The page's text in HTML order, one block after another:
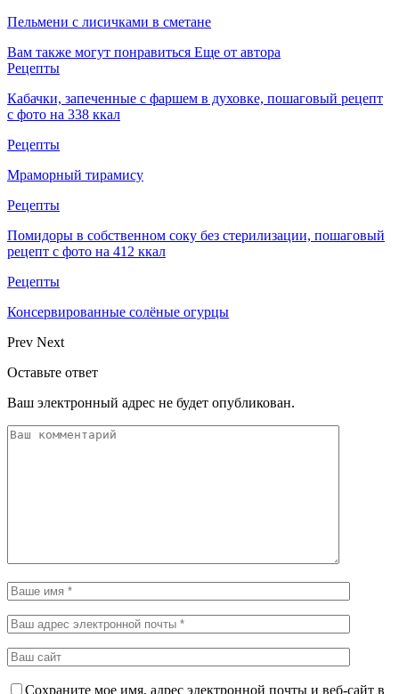
Пельмени с лисичками в сметане
Вам также могут понравиться Еще от автора
Рецепты
Кабачки, запеченные с фаршем в духовке, пошаговый рецепт
с фото на 338 ккал
Рецепты
Мраморный тирамису
Рецепты
Помидоры в собственном соку без стерилизации, пошаговый
рецепт с фото на 412 ккал
Рецепты
Консервированные солёные огурцы
Prev Next
Оставьте ответ
Ваш электронный адрес не будет опубликован.
Сохраните мое имя, адрес электронной почты и веб-сайт в